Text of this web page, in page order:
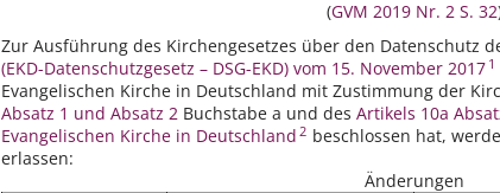
(GVM 2019 Nr. 2 S. 32
Zur Ausführung des Kirchengesetzes über den Datenschutz
(EKD-Datenschutzgesetz – DSG-EKD) vom 15. November 2017 1
Evangelischen Kirche in Deutschland mit Zustimmung der
Absatz 1 und Absatz 2 Buchstabe a und desArtikels 10a
Evangelischen Kirche in Deutschland 2 beschlossen hat,
erlassen:
Änderungen